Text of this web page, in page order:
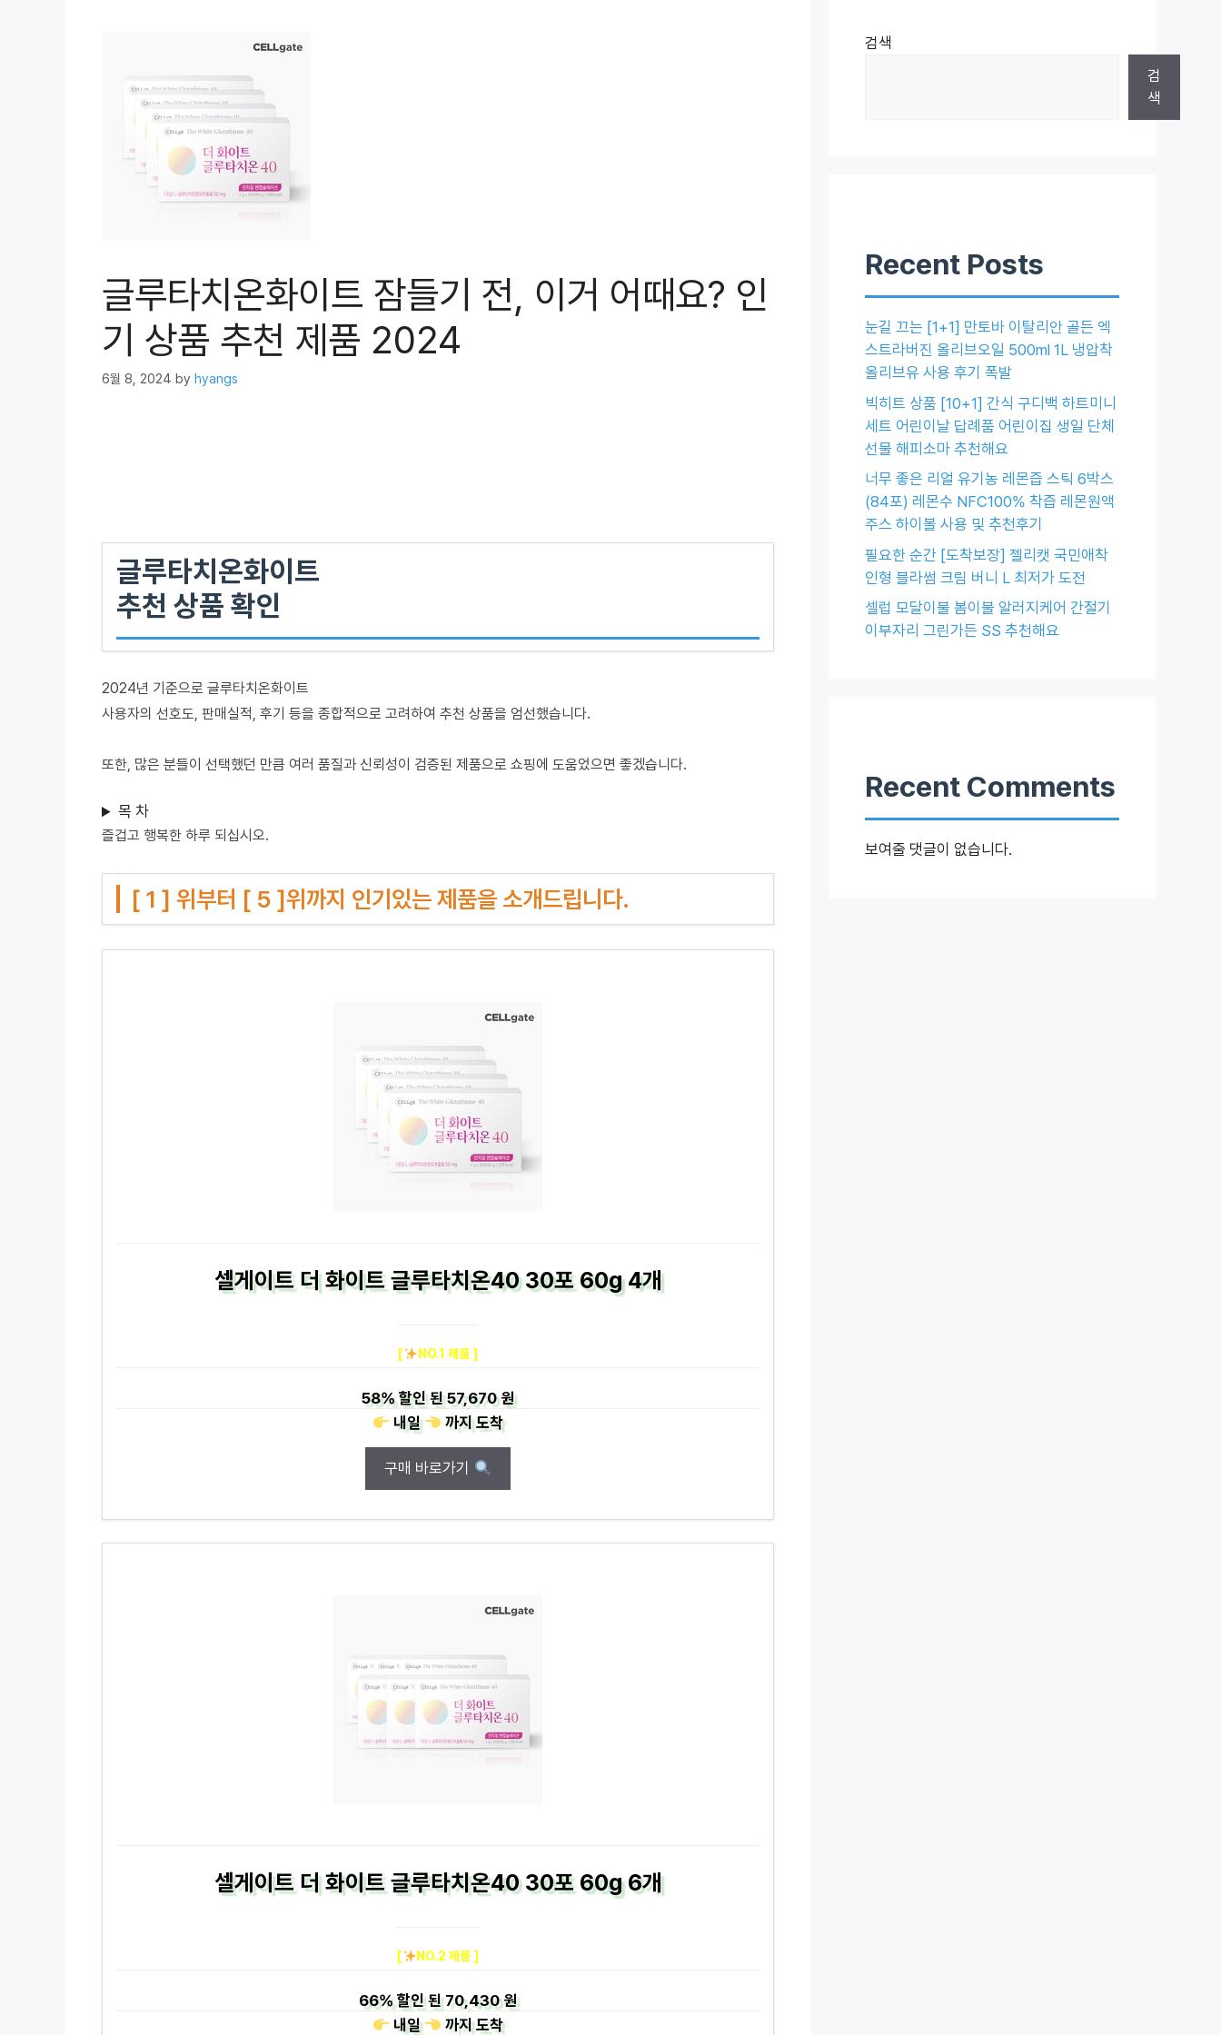
글루타치온화이트 잠들기 전, 이거 어때요? 인
기 상품 추천 제품 2024
6월 8, 2024 by hyangs
글루타치온화이트
추천 상품 확인
2024년 기준으로 글루타치온화이트
사용자의 선호도, 판매실적, 후기 등을 종합적으로 고려하여 추천 상품을 엄선했습니다.
또한, 많은 분들이 선택했던 만큼 여러 품질과 신뢰성이 검증된 제품으로 쇼핑에 도움었으면 좋겠습니다.
목 차
즐겁고 행복한 하루 되십시오.
[ 1 ] 위부터 [ 5 ]위까지 인기있는 제품을 소개드립니다.
셀게이트 더 화이트 글루타치온40 30포 60g 4개
[ NO.1 제품 ]
58%할인 된57,670 원
내일
까지도착
구매 바로가기
셀게이트 더 화이트 글루타치온40 30포 60g 6개
[ NO.2 제품 ]
66%할인 된70,430 원
내일
까지도착
검색
검
색
Recent Posts
눈길 끄는 [1+1] 만토바 이탈리안 골든 엑
스트라버진 올리브오일 500ml 1L 냉압착
올리브유 사용 후기 폭발
빅히트 상품 [10+1] 간식 구디백 하트미니
세트 어린이날 답례품 어린이집 생일 단체
선물 해피소마 추천해요
너무 좋은 리얼 유기농 레몬즙 스틱 6박스
(84포) 레몬수 NFC100% 착즙 레몬원액
주스 하이볼 사용 및 추천후기
필요한 순간 [도착보장] 젤리캣 국민애착
인형 블라썸 크림 버니 L 최저가 도전
셀럽 모달이불 봄이불 알러지케어 간절기
이부자리 그린가든 SS 추천해요
Recent Comments
보여줄 댓글이 없습니다.